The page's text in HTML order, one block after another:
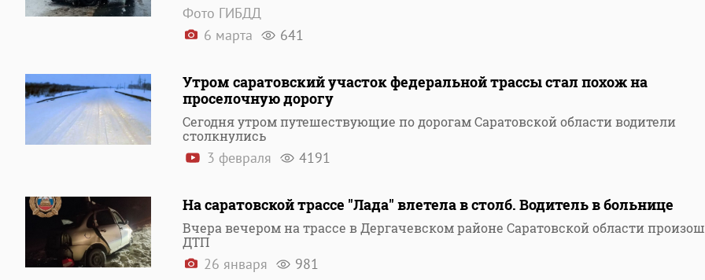
Фото ГИБДД
6 марта
641
Утром саратовский участок федеральной трассы стал похож на
проселочную дорогу
Сегодня утром путешествующие по дорогам Саратовской области водители
столкнулись
3 февраля 4191
На саратовской трассе "Лада" влетела в столб. Водитель в больнице
Вчера вечером на трассе в Дергачевском районе Саратовской области
ДТП
26 января 981